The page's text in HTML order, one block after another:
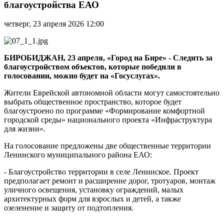
объектам
ЕАО
благоустройства ЕАО
четверг, 23 апреля 2026 12:00
БИРОБИДЖАН, 23 апреля, «Город на Бире» - Следить за
благоустройством объектов, которые победили в
голосовании, можно будет на «Госуслугах».
Жители Еврейской автономной области могут самостоятельно
выбрать общественное пространство, которое будет
благоустроено по программе «Формирование комфортной
городской среды» национального проекта «Инфраструктура
для жизни».
На голосование предложены две общественные территории
Ленинского муниципального района ЕАО:
- Благоустройство территории в селе Ленинское. Проект
предполагает ремонт и расширение дорог, тротуаров, монтаж
уличного освещения, установку ограждений, малых
архитектурных форм для взрослых и детей, а также
озеленение и защиту от подтопления.